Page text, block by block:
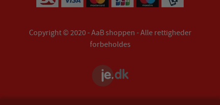
Copyright © 2020 - AaB shoppen - Alle rettigheder
forbeholdes